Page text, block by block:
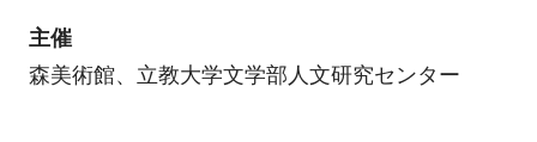
主催
森美術館、立教大学文学部人文研究センター